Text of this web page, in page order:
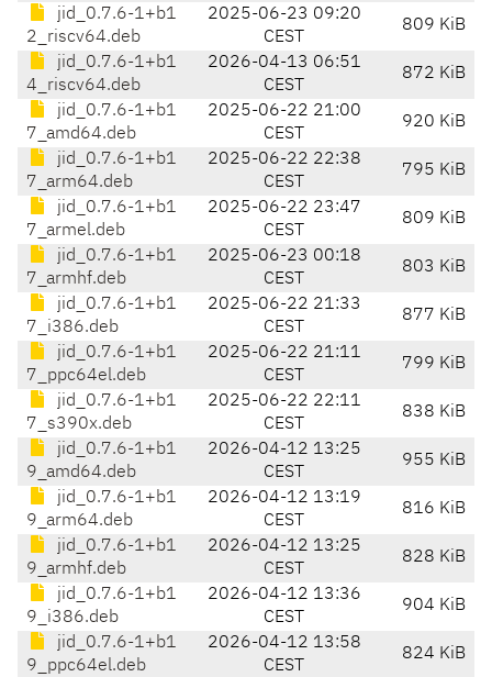
jid_0.7.6-1+b1
2_riscv64.deb
2025-06-23 09:20
CEST
809 KiB
jid_0.7.6-1+b1
4_riscv64.deb
2026-04-13 06:51
CEST
872 KiB
jid_0.7.6-1+b1
7_amd64.deb
2025-06-22 21:00
CEST
920 KiB
jid_0.7.6-1+b1
7_arm64.deb
2025-06-22 22:38
CEST
795 KiB
jid_0.7.6-1+b1
7_armel.deb
2025-06-22 23:47
CEST
809 KiB
jid_0.7.6-1+b1
7_armhf.deb
2025-06-23 00:18
CEST
803 KiB
jid_0.7.6-1+b1
7_i386.deb
2025-06-22 21:33
CEST
877 KiB
jid_0.7.6-1+b1
7_ppc64el.deb
2025-06-22 21:11
CEST
799 KiB
jid_0.7.6-1+b1
7_s390x.deb
2025-06-22 22:11
CEST
838 KiB
jid_0.7.6-1+b1
9_amd64.deb
2026-04-12 13:25
CEST
955 KiB
jid_0.7.6-1+b1
9_arm64.deb
2026-04-12 13:19
CEST
816 KiB
jid_0.7.6-1+b1
9_armhf.deb
2026-04-12 13:25
CEST
828 KiB
jid_0.7.6-1+b1
9_i386.deb
2026-04-12 13:36
CEST
904 KiB
jid_0.7.6-1+b1
9_ppc64el.deb
2026-04-12 13:58
CEST
824 KiB